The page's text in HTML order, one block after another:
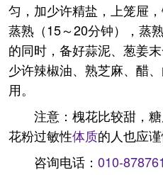
匀，加少许精盐，上笼屉
蒸熟（15～20分钟），蒸
的同时，备好蒜泥、葱姜
少许辣椒油、熟芝麻、醋
用。
注意：槐花比较甜，
花粉过敏性体质的人也应谨
咨询电话： 010-